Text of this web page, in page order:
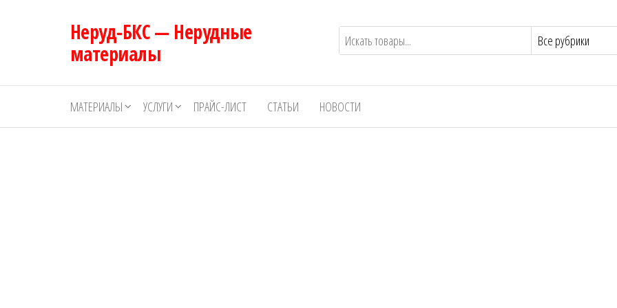
Неруд-БКС — Нерудные
материалы
МАТЕРИАЛЫ УСЛУГИ ПРАЙС-ЛИСТ СТАТЬИ НОВОСТИ